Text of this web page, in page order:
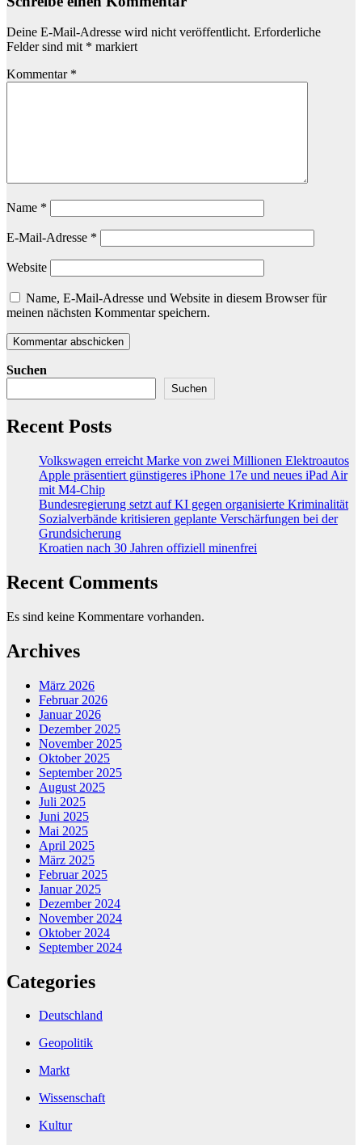
Deine E-Mail-Adresse wird nicht veröffentlicht. Erforderliche
Felder sind mit * markiert
Kommentar *
Name *
E-Mail-Adresse *
Website
Name, E-Mail-Adresse und Website in diesem Browser für
meinen nächsten Kommentar speichern.
Suchen
Suchen
Recent Posts
Volkswagen erreicht Marke von zwei Millionen Elektroautos
Apple präsentiert günstigeres iPhone 17e und neues iPad Air
mit M4-Chip
Bundesregierung setzt auf KI gegen organisierte Kriminalität
Sozialverbände kritisieren geplante Verschärfungen bei der
Grundsicherung
Kroatien nach 30 Jahren offiziell minenfrei
Recent Comments
Es sind keine Kommentare vorhanden.
Archives
März 2026
Februar 2026
Januar 2026
Dezember 2025
November 2025
Oktober 2025
September 2025
August 2025
Juli 2025
Juni 2025
Mai 2025
April 2025
März 2025
Februar 2025
Januar 2025
Dezember 2024
November 2024
Oktober 2024
September 2024
Categories
Deutschland
Geopolitik
Markt
Wissenschaft
Kultur